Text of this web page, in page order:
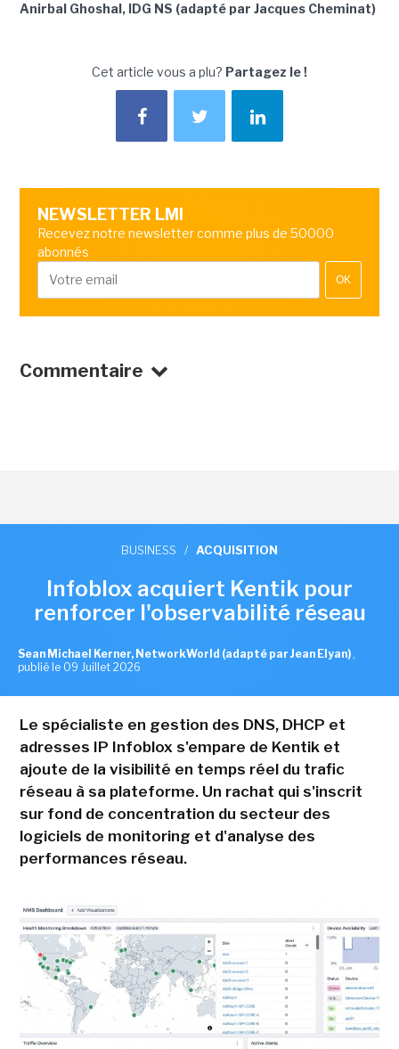
Anirbal Ghoshal, IDG NS (adapté par Jacques Cheminat)
Cet article vous a plu? Partagez le !
NEWSLETTER LMI
Recevez notre newsletter comme plus de 50000
abonnés
OK
Commentaire
BUSINESS / ACQUISITION
Infoblox acquiert Kentik pour
renforcer l'observabilité réseau
Sean Michael Kerner, NetworkWorld (adapté par Jean Elyan) ,
publié le 09 Juillet 2026
Le spécialiste en gestion des DNS, DHCP et
adresses IP Infoblox s'empare de Kentik et
ajoute de la visibilité en temps réel du trafic
réseau à sa plateforme. Un rachat qui s'inscrit
sur fond de concentration du secteur des
logiciels de monitoring et d'analyse des
performances réseau.